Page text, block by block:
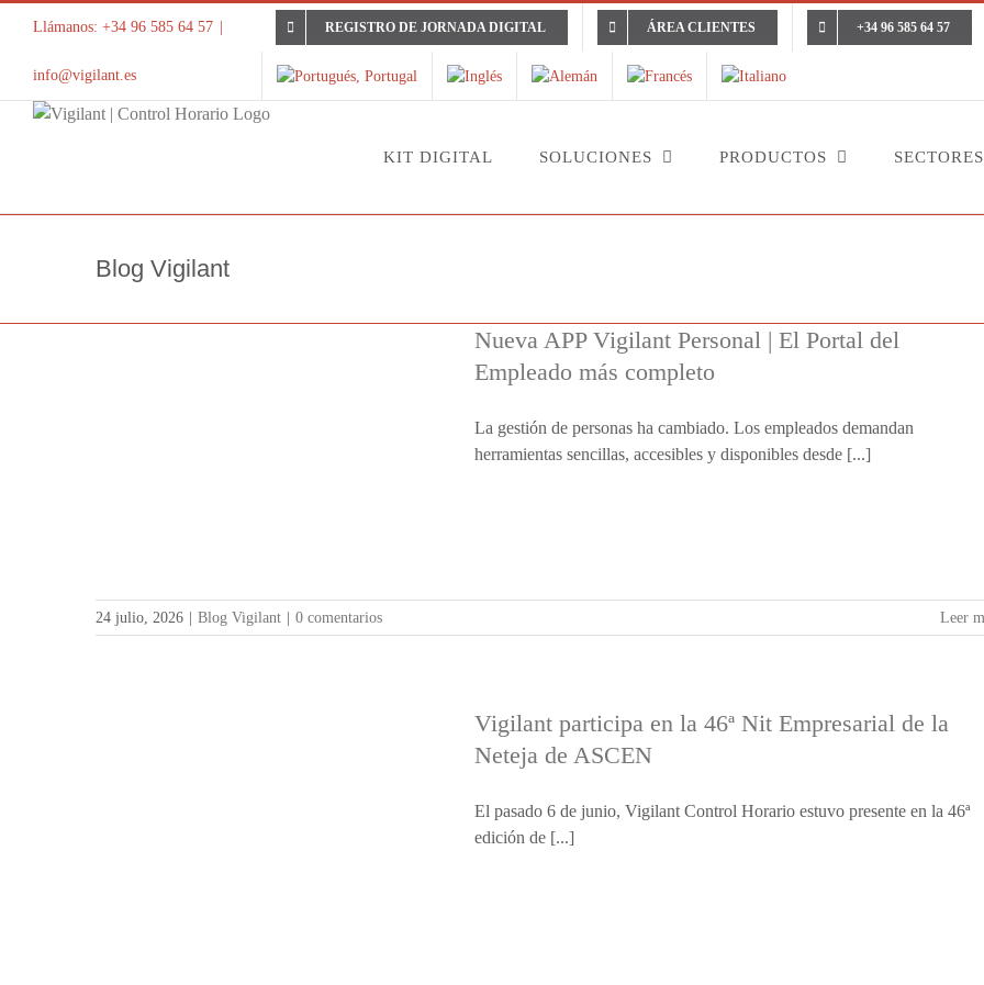
Llámanos: +34 96 585 64 57
info@vigilant.es
REGISTRO DE JORNADA DIGITAL ÁREA CLIENTES +34 96 585 64 57
KIT DIGITAL SOLUCIONES PRODUCTOS SECTORES
Blog Vigilant
Nueva APP Vigilant Personal | El Portal del
Empleado más completo
La gestión de personas ha cambiado. Los empleados demandan
herramientas sencillas, accesibles y disponibles desde [...]
24 julio, 2026 Blog Vigilant 0 comentarios Leer
Vigilant participa en la 46ª Nit Empresarial de la
Neteja de ASCEN
El pasado 6 de junio, Vigilant Control Horario estuvo presente en la 46ª
edición de [...]